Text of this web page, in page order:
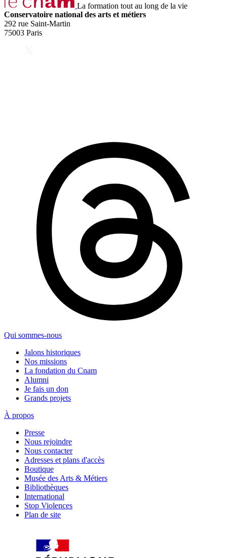
La formation tout au long de la vie
Conservatoire national des arts et métiers
292 rue Saint-Martin
75003 Paris
Qui sommes-nous
Jalons historiques
Nos missions
La fondation du Cnam
Alumni
Je fais un don
Grands projets
À propos
Presse
Nous rejoindre
Nous contacter
Adresses et plans d'accès
Boutique
Musée des Arts & Métiers
Bibliothèques
International
Stop Violences
Plan de site